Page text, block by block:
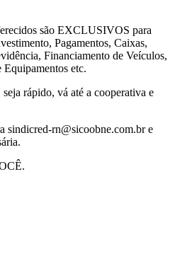
são EXCLUSIVOS para
Pagamentos, Caixa​s​,
Financiamento ​de Veículos,
​etc.
rápido, vá até a cooperativa e
sindicred-rn@sicoobne.com.br e